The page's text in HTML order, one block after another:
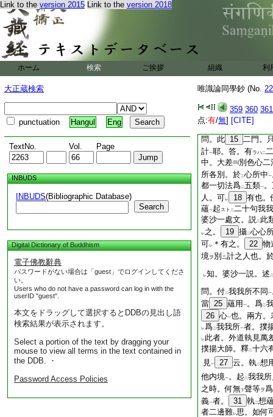
Link to the version 2015 Link to the version 2018
ホーム 検索 ご挨拶 組織 利
大正蔵検索
punctuation Hangul Eng
TextNo. Vol. Page
INBUDS
INBUDS(Bibliographic Database)
Search
Digital Dictionary of Buddhism
電子佛教辭典
パスワードがない場合は「guest」でログインしてくださ
い。
Users who do not have a password can log in with the
userID "guest".
本文をドラッグして選択するとDDBの見出し語
検索結果が表示されます。
Select a portion of the text by dragging your
mouse to view all terms in the text contained in
the DDB. ・
Password Access Policies
唯識論同學鈔 (No.
359 360 361
点:有/無] [CITE]
十句不同
一。作 二 二釋
之日。不レ 可レ 遮 下
矣
一處ニハ 五蘊一
同二對法説一。一處ニハ
論レ之。受想識三蘊
我我所
性相
見タリ 是則出
文。竊移 彼二門
問。此 15 二門。
計一耶。答。有ラハ二
中。大差
別色心二
所各別。於二心所中一
都一切法爲二五類一
人。可レ 18 有也。
蘊一起 スト 二二十句我
婆沙一處文。説二 此
レ之。 19 攝二心心
可レ ＊有之。 22 物
境ヲ 別 ニ計之人也。
レ知。婆沙一説。述 二
問。付二我我所不同 一
當 25 蘊用 一。爲二
26 心一也。兩方。
レ爲二我我所一者。撲
レ此者。外道執見萬
撲揚大師。釋二十六
見一 27 云。執二想
他内境一。起 二我我
之時。何無下聲等ヲ爲
義一者。 31 執二想
者二邊難レ思。如何